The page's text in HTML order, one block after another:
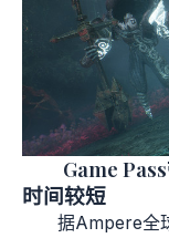
Game
时间较短
据Ampere全